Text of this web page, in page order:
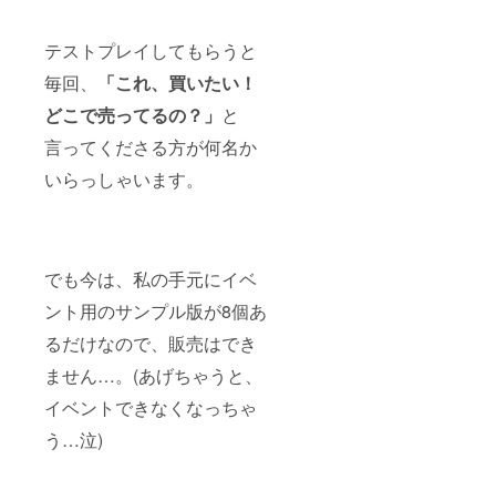
テストプレイしてもらうと
毎回、
「これ、買いたい！
どこで売ってるの？」 と
言ってくださる方が何名か
いらっしゃいます。
でも今は、私の手元にイベ
ント用のサンプル版が8個あ
るだけなので、販売はでき
ません…。(あげちゃうと、
イベントできなくなっちゃ
う…泣)